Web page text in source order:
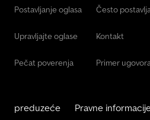
Postavljanje oglasa
Upravljajte oglase
Pečat poverenja
Često
Kontakt
Primer
preduzeće Pravne